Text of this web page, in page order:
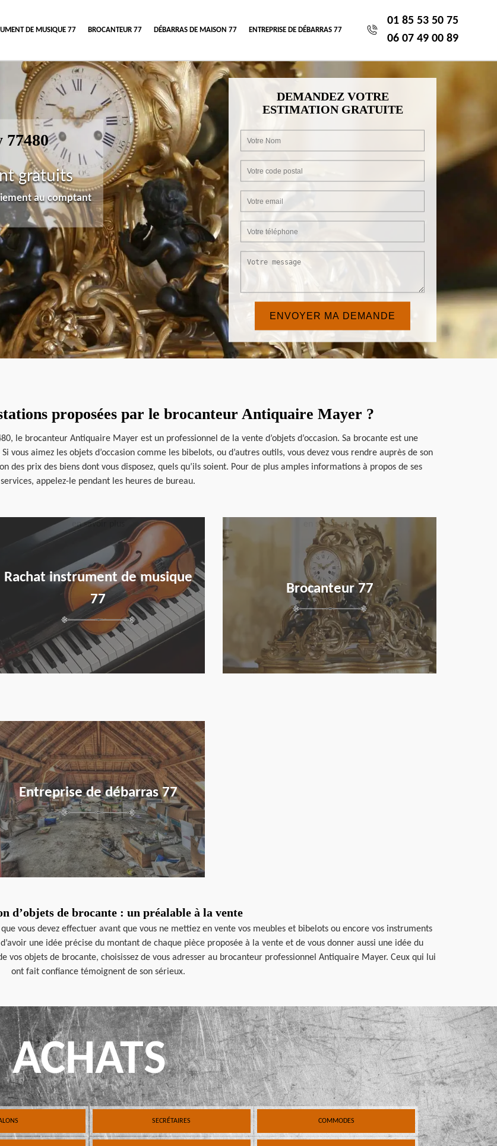
DE MUSIQUE 77 BROCANTEUR 77 DÉBARRAS DE MAISON 77 ENTREPRISE DE DÉBARRAS 77
01 85 53 50 75
06 07 49 00 89
77480
gratuits
au comptant
DEMANDEZ VOTRE
ESTIMATION GRATUITE
proposées par le brocanteur Antiquaire Mayer ?
le brocanteur Antiquaire Mayer est un professionnel de la vente d’objets d’occasion. Sa brocante est une
vous aimez les objets d’occasion comme les bibelots, ou d’autres outils, vous devez vous rendre auprès de son
des prix des biens dont vous disposez, quels qu’ils soient. Pour de plus amples informations à propos de ses
services, appelez-le pendant les heures de bureau.
Rachat instrument de musique
77
en savoir plus
Brocanteur 77
en savoir plus
Entreprise de débarras 77
en savoir plus
d’objets de brocante : un préalable à la vente
vous devez effectuer avant que vous ne mettiez en vente vos meubles et bibelots ou encore vos instruments
une idée précise du montant de chaque pièce proposée à la vente et de vous donner aussi une idée du
vos objets de brocante, choisissez de vous adresser au brocanteur professionnel Antiquaire Mayer. Ceux qui lui
ont fait confiance témoignent de son sérieux.
ACHATS
SECRÉTAIRES COMMODES